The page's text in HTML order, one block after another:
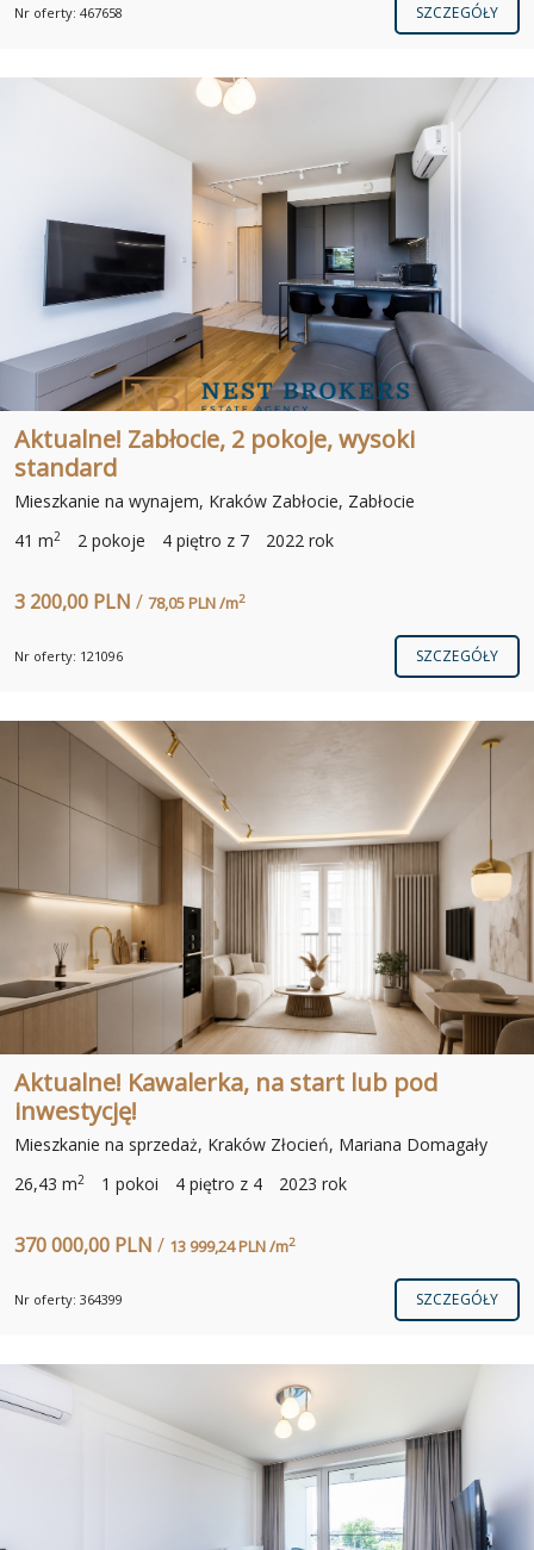
Nr oferty: 467658 SZCZEGÓŁY
Aktualne! Zabłocie, 2 pokoje, wysoki
standard
Mieszkanie na wynajem, Kraków Zabłocie, Zabłocie
41 m2 2 pokoje 4 piętro z 7 2022 rok
3 200,00 PLN / 78,05 PLN /m2
Nr oferty: 121096 SZCZEGÓŁY
Aktualne! Kawalerka, na start lub pod
inwestycję!
Mieszkanie na sprzedaż, Kraków Złocień, Mariana Domagały
26,43 m2 1 pokoi 4 piętro z 4 2023 rok
370 000,00 PLN / 13 999,24 PLN /m2
Nr oferty: 364399 SZCZEGÓŁY